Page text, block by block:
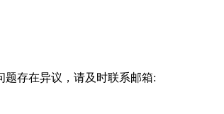
题存在异议，请及时联系邮箱: